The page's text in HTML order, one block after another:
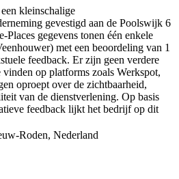
kleinschalige
gevestigd aan de Poolswijk 6
gegevens tonen één enkele
met een beoordeling van 1
feedback. Er zijn geen verdere
op platforms zoals Werkspot,
oproept over de zichtbaarheid,
van de dienstverlening. Op basis
feedback lijkt het bedrijf op dit
Roden, Nederland